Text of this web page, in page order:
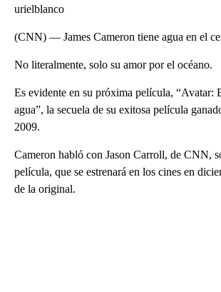
urielblanco
(CNN) — James Cameron tiene agua en el
No literalmente, solo su amor por el océano.
Es evidente en su próxima película, “Avatar:
agua”, la secuela de su exitosa película
2009.
Cameron habló con Jason Carroll, de CNN,
película, que se estrenará en los cines en
de la original.